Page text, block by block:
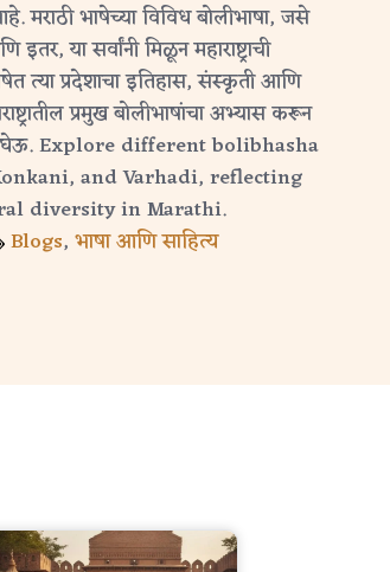
मराठी भाषेच्या विविध बोलीभाषा, जसे
या सर्वांनी मिळून महाराष्ट्राची
प्रदेशाचा इतिहास, संस्कृती आणि
प्रमुख बोलीभाषांचा अभ्यास करून
घेऊ. Explore different bolibhasha
and Varhadi, reflecting
diversity in Marathi.
Blogs, भाषा आणि साहित्य